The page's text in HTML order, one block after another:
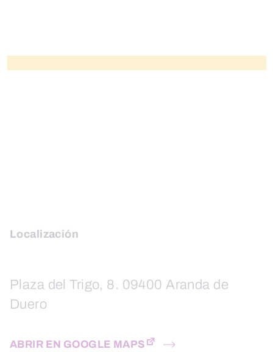
Localización
Plaza del Trigo, 8. 09400 Aranda de
Duero
ABRIR EN GOOGLE MAPS